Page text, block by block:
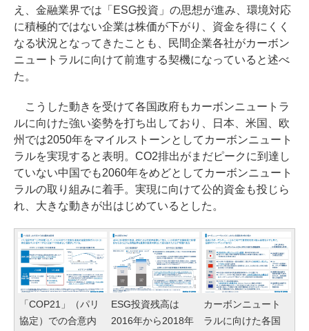
え、金融業界では「ESG投資」の思想が進み、環境対応
に積極的ではない企業は株価が下がり、資金を得にくく
なる状況となってきたことも、民間企業各社がカーボン
ニュートラルに向けて前進する契機になっていると述べ
た。
こうした動きを受けて各国政府もカーボンニュートラ
ルに向けた強い姿勢を打ち出しており、日本、米国、欧
州では2050年をマイルストーンとしてカーボンニュート
ラルを実現すると表明。CO2排出がまだピークに到達し
ていない中国でも2060年をめどとしてカーボンニュート
ラルの取り組みに着手。実現に向けて公的資金も投じら
れ、大きな動きが出はじめているとした。
「COP21」（パリ
協定）での合意内
ESG投資残高は
2016年から2018年
カーボンニュート
ラルに向けた各国